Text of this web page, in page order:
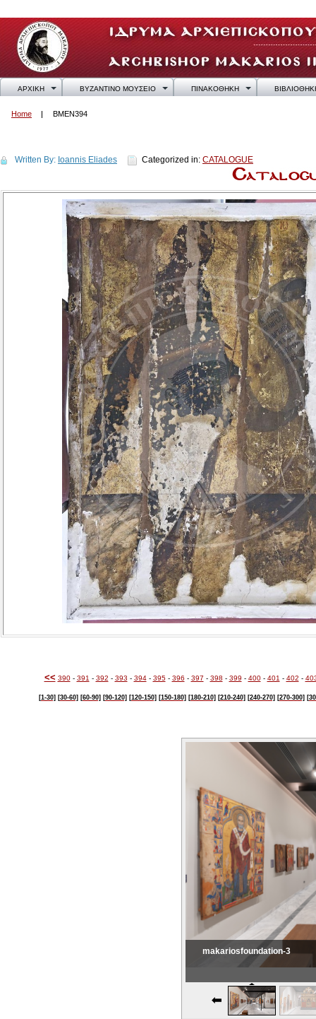
ΑΡΧΙΚΗ ΒΥΖΑΝΤΙΝΟ ΜΟΥΣΕΙΟ ΠΙΝΑΚΟΘΗΚΗ
Home BMEN394
Written By: Ioannis Eliades Categorized in: CATALOGUE
<< 390- 391 - 392 - 393 - 394- 395- 396 - 397 - 398 - 399 - 400- 401 - 402 -
[1-30] [30-60] [60-90] [90-120] [120-150] [150-180] [180-210] [210-240] [240-270] [270-300]
makariosfoundation-3